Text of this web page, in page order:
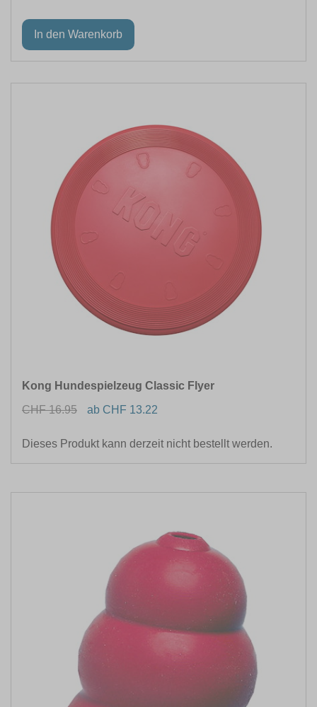
Kong Hundespielzeug Classic Flyer
CHF 16.95
ab CHF 13.22
Dieses Produkt kann derzeit nicht bestellt werden.